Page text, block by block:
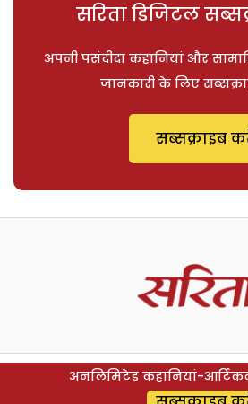
सरिता डिजिटल
अपनी पसंदीदा कहानियां और
जानकारी के लिए
सब्सक्राइब
अनलिमिटेड कहानियां-